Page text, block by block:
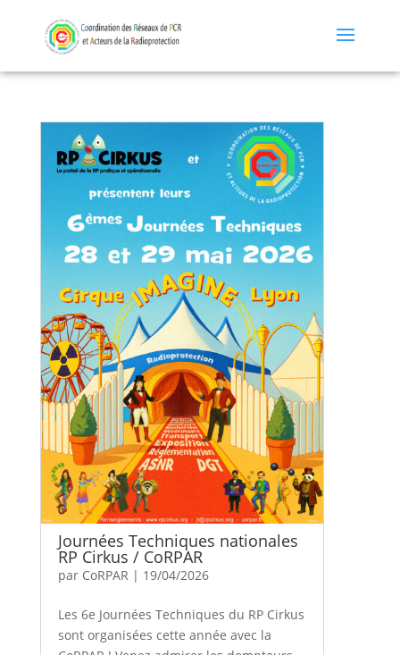
Journées Techniques nationales
RP Cirkus / CoRPAR
par CoRPAR | 19/04/2026
Les 6e Journées Techniques du RP Cirkus
sont organisées cette année avec la